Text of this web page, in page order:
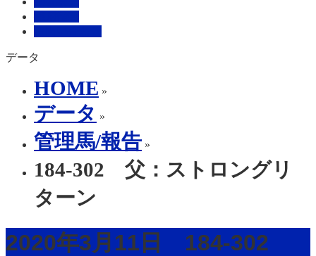
データ
HOME »
データ »
管理馬/報告 »
184-302 父：ストロングリ
ターン
2020年3月11日 184-302